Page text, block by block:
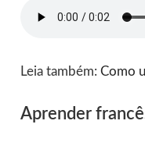
Leia também: Como
Aprender